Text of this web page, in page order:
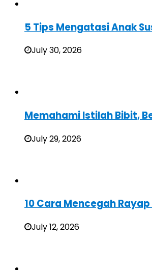
5 Tips Mengatasi Anak
July 30, 2026
Memahami Istilah Bibit,
July 29, 2026
10 Cara Mencegah
July 12, 2026